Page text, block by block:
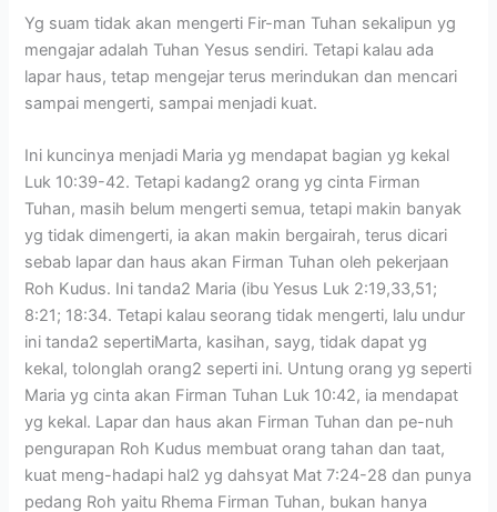
Yg suam tidak akan mengerti Fir-man Tuhan sekalipun yg
mengajar adalah Tuhan Yesus sendiri. Tetapi kalau ada
lapar haus, tetap mengejar terus merindukan dan mencari
sampai mengerti, sampai menjadi kuat.
Ini kuncinya menjadi Maria yg mendapat bagian yg kekal
Luk 10:39-42. Tetapi kadang2 orang yg cinta Firman
Tuhan, masih belum mengerti semua, tetapi makin banyak
yg tidak dimengerti, ia akan makin bergairah, terus dicari
sebab lapar dan haus akan Firman Tuhan oleh pekerjaan
Roh Kudus. Ini tanda2 Maria (ibu Yesus Luk 2:19,33,51;
8:21; 18:34. Tetapi kalau seorang tidak mengerti, lalu undur
ini tanda2 sepertiMarta, kasihan, sayg, tidak dapat yg
kekal, tolonglah orang2 seperti ini. Untung orang yg seperti
Maria yg cinta akan Firman Tuhan Luk 10:42, ia mendapat
yg kekal. Lapar dan haus akan Firman Tuhan dan pe-nuh
pengurapan Roh Kudus membuat orang tahan dan taat,
kuat meng-hadapi hal2 yg dahsyat Mat 7:24-28 dan punya
pedang Roh yaitu Rhema Firman Tuhan, bukan hanya